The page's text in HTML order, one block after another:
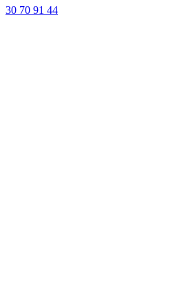
30 70 91 44